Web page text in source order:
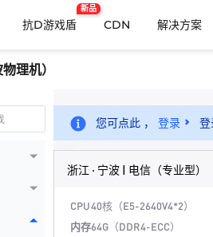
抗D游戏盾
新品
CDN 解决方案
理机）
您可点此 ， 登录 登
浙江 · 宁波 | 电信（专业型）
CPU40核（E5-2640V4*2）
内存64G（DDR4-ECC）